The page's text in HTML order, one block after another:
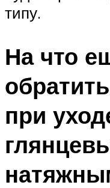
типу.
На что
при